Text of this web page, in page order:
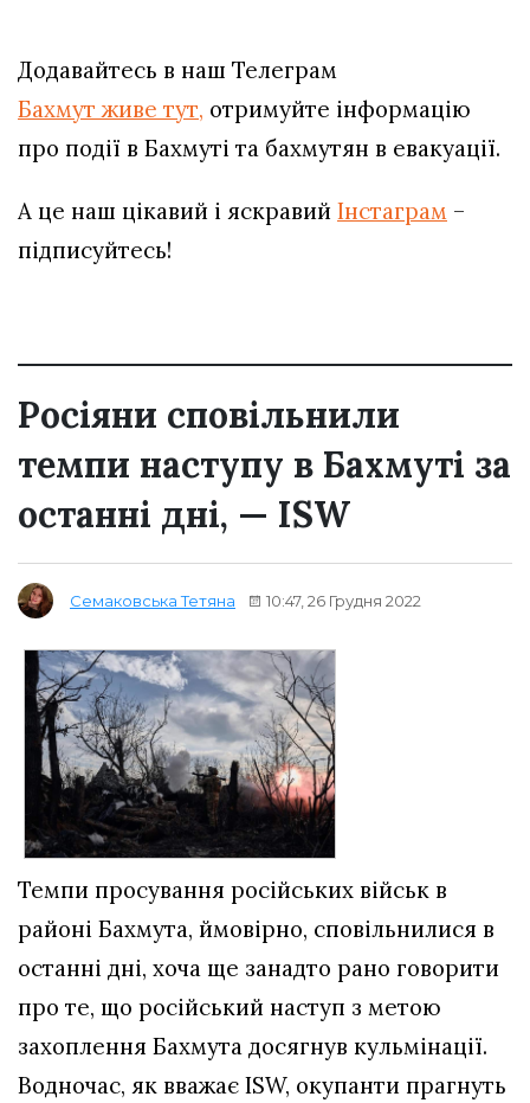
Додавайтесь в наш Телеграм
Бахмут живе тут, отримуйте інформацію
про події в Бахмуті та бахмутян в евакуації.
А це наш цікавий і яскравий Інстаграм –
підписуйтесь!
Росіяни сповільнили
темпи наступу в Бахмуті за
останні дні, — ISW
Семаковська Тетяна 10:47, 26 Грудня 2022
Темпи просування російських військ в
районі Бахмута, ймовірно, сповільнилися в
останні дні, хоча ще занадто рано говорити
про те, що російський наступ з метою
захоплення Бахмута досягнув кульмінації.
Водночас, як вважає ISW, окупанти прагнуть